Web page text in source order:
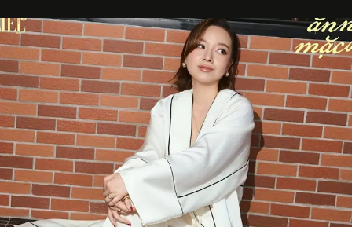
mang đến niềm vui cho thực khách.